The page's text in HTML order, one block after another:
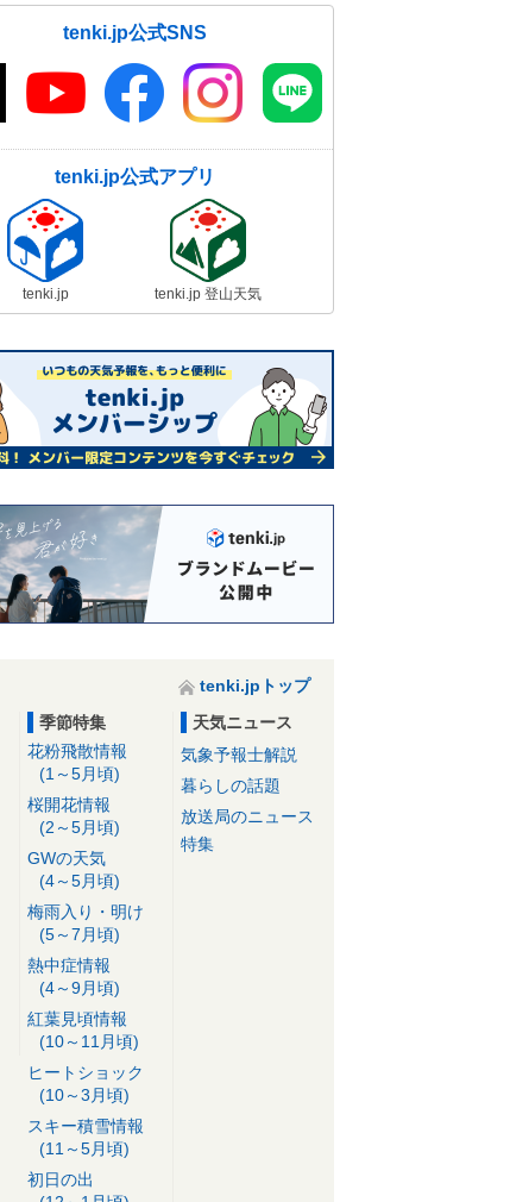
tenki.jp公式SNS
tenki.jp公式アプリ
tenki.jp tenki.jp 登山天気
tenki.jpトップ
季節特集
花粉飛散情報
(1～5月頃)
桜開花情報
(2～5月頃)
GWの天気
(4～5月頃)
梅雨入り・明け
(5～7月頃)
熱中症情報
(4～9月頃)
紅葉見頃情報
(10～11月頃)
ヒートショック
(10～3月頃)
スキー積雪情報
(11～5月頃)
初日の出
天気ニュース
気象予報士解説
暮らしの話題
放送局のニュース
特集